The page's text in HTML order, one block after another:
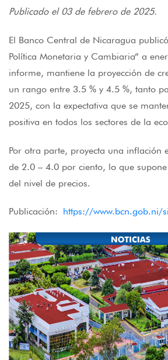
Publicado el 03 de febrero de 2025.
El Banco Central de Nicaragua
Política Monetaria y Cambiaria” a
informe, mantiene la proyección de
un rango entre 3.5 % y 4.5 %, tanto
2025, con la expectativa que se
positiva en todos los sectores de la
Por otra parte, proyecta una inflación
de 2.0 – 4.0 por ciento, lo que
del nivel de precios.
Publicación: https://www.bcn.gob.ni/